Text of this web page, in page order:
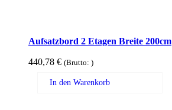
Aufsatzbord 2 Etagen Breite 200cm
440,78 € (Brutto: )
In den Warenkorb